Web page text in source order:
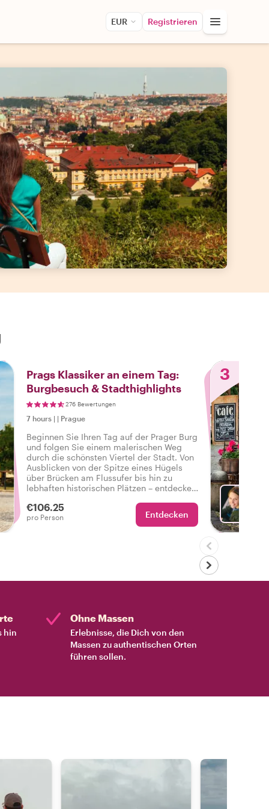
EUR Registrieren
Prags Klassiker an einem Tag:
Burgbesuch & Stadthighlights
276 Bewertungen
7 hours | | Prague
Beginnen Sie Ihren Tag auf der Prager Burg
und folgen Sie einem malerischen Weg
durch die schönsten Viertel der Stadt. Von
Ausblicken von der Spitze eines Hügels
über Brücken am Flussufer bis hin zu
lebhaften historischen Plätzen – entdecken
inspirierenden Tag die wesentlichen
Höhepunkte Prags.
€106.25
pro Person Entdecken
3
hin
Ohne Massen
Erlebnisse, die Dich von den
Massen zu authentischen Orten
führen sollen.